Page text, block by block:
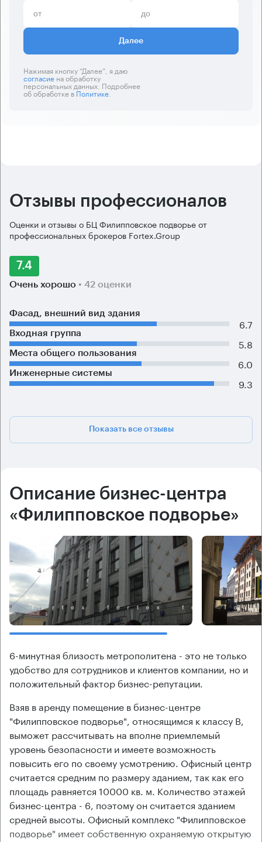
Далее
Нажимая кнопку “Далее”, я даю
согласиена обработку
персональных данных. Подробнее
об обработке вПолитике.
Отзывы профессионалов
Оценки и отзывы о БЦ Филипповское подворье от
профессиональных брокеров Fortex.Group
7.4
Очень хорошо • 42 оценки
Фасад, внешний вид здания
6.7
Входная группа
5.8
Места общего пользования
6.0
Инженерные системы
9.3
Показать все отзывы
Описание бизнес-центра
«Филипповское подворье»
6-минутная близость метрополитена - это не только
удобство для сотрудников и клиентов компании, но и
положительный фактор бизнес-репутации.
Взяв в аренду помещение в бизнес-центре
"Филипповское подворье", относящимся к классу В,
выможет рассчитывать на вполне приемлемый
уровень безопасности и имеете возможность
повысить его по своему усмотрению. Офисный центр
считается средним по размеру зданием, так как его
площадь равняется 10000 кв. м. Количество этажей
бизнес-центра - 6, поэтому он считается зданием
средней высоты. Офисный комплекс "Филипповское
подворье" имеет собственную охраняемую открытую